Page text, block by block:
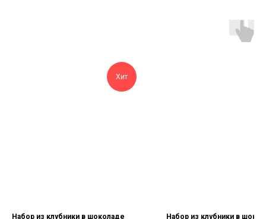
Хит
Набор из клубники в шоколаде Набор из клубники в